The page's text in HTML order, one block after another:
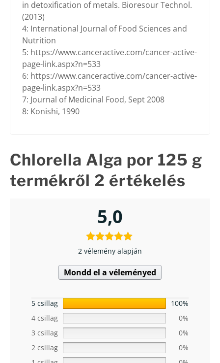
in detoxification of metals. Bioresour Technol.
(2013)
4: International Journal of Food Sciences and
Nutrition
5: https://www.canceractive.com/cancer-active-
page-link.aspx?n=533
6: https://www.canceractive.com/cancer-active-
page-link.aspx?n=533
7: Journal of Medicinal Food, Sept 2008
8: Konishi, 1990
Chlorella Alga por 125 g
termékről 2 értékelés
5,0
2 vélemény alapján
Mondd el a véleményed
5 csillag
100%
4 csillag
0%
3 csillag
0%
2 csillag
0%